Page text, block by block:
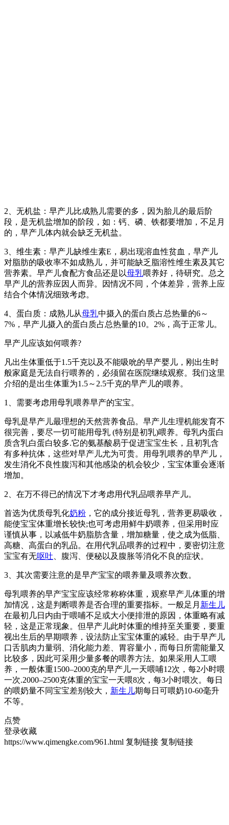
2、无机盐：早产儿比成熟儿需要的多，因为胎儿的最后阶
段，是无机盐增加的阶段，如：钙、磷、铁都要增加，不足月
的，早产儿体内就会缺乏无机盐。
3、维生素：早产儿缺维生素E，易出现溶血性贫血，早产儿
对脂肪的吸收率不如成熟儿，并可能缺乏脂溶性维生素及其它
营养素。早产儿食配方食品还是以母乳喂养好，待研究。总之
早产儿的营养应因人而异。因情况不同，个体差异，营养上应
结合个体情况细致考虑。
4、蛋白质：成熟儿从母乳中摄入的蛋白质占总热量的6～
7%，早产儿摄入的蛋白质占总热量的10。2%，高于正常儿。
早产儿应该如何喂养?
凡出生体重低于1.5千克以及不能吸吮的早产婴儿，刚出生时
般家庭是无法自行喂养的，必须留在医院继续观察。我们这里
介绍的是出生体重为1.5～2.5千克的早产儿的喂养。
1、需要考虑用母乳喂养早产的宝宝。
母乳是早产儿最理想的天然营养食品。早产儿生理机能发育不
很完善，要尽一切可能用母乳 (特别是初乳)喂养。母乳内蛋白
质含乳白蛋白较多.它的氨基酸易于促进宝宝生长，且初乳含
有多种抗体，这些对早产儿尤为可贵。用母乳喂养的早产儿，
发生消化不良性腹泻和其他感染的机会较少，宝宝体重会逐渐
增加。
2、在万不得已的情况下才考虑用代乳品喂养早产儿。
首选为优质母乳化奶粉 ，它的成分接近母乳，营养更易吸收，
能使宝宝体重增长较快;也可考虑用鲜牛奶喂养，但采用时应
谨慎从事，以减低牛奶脂肪含量，增加糖量，使之成为低脂、
高糖、高蛋白的乳品。在用代乳品喂养的过程中，要密切注意
宝宝有无呕吐 、腹泻、便秘以及腹胀等消化不良的症状。
3、其次需要注意的是早产宝宝的喂养量及喂养次数。
母乳喂养的早产宝宝应该经常称称体重，观察早产儿体重的增
加情况，这是判断喂养是否合理的重要指标。一般足月 新生儿
在最初几日内由于喂哺不足或大小便排泄的原因，体重略有减
轻，这是正常现象。但早产儿此时体重的维持至关重要，要重
视出生后的早期喂养，设法防止宝宝体重的减轻。由于早产儿
口舌肌肉力量弱、消化能力差、胃容量小，而每日所需能量又
比较多，因此可采用少量多餐的喂养方法。如果采用人工喂
养，一般体重1500–2000克的早产儿一天喂哺12次，每2小时喂
一次.2000–2500克体重的宝宝一天喂8次，每3小时喂次。每日
的喂奶量不同宝宝差别较大， 新生儿期每日可喂奶10-60毫升
不等。
点赞
登录收藏
https://www.qimengke.com/961.html 复制链接 复制链接